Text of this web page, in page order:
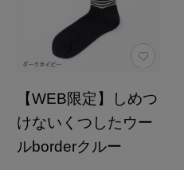
【WEB限定】しめつ
けないくつしたウー
ルborderクルー